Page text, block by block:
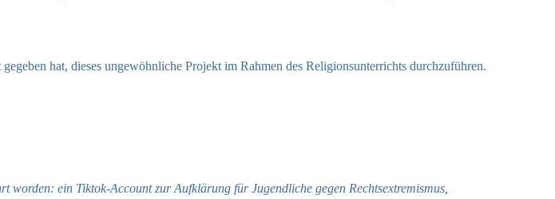
hat, dieses ungewöhnliche Projekt im Rahmen des Religionsunterrichts durchzuführen.
ein Tiktok-Account zur Aufklärung für Jugendliche gegen Rechtsextremismus,